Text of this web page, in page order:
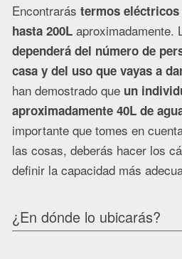
Encontrarás termos eléctricos
hasta 200L aproximadamente.
dependerá del número de
casa y del uso que vayas a
han demostrado que un
aproximadamente 40L de
importante que tomes en
las cosas, deberás hacer los
definir la capacidad más
¿En dónde lo ubicarás?